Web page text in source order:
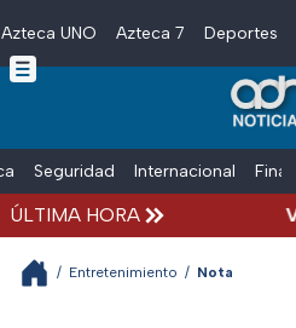
Skip to main content
Azteca UNO Azteca 7 Deportes
Seguridad Internacional
ÚLTIMA HORA
/ Entretenimiento / Nota